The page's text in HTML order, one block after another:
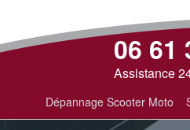
06 61
Assistance
Dépannage Scooter Moto